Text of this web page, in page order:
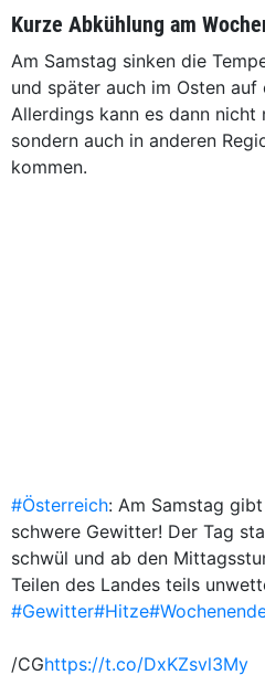
Kurze Abkühlung am
Am Samstag sinken die
und später auch im Osten auf
Allerdings kann es dann nicht
sondern auch in anderen
kommen.
#Österreich: Am Samstag
schwere Gewitter! Der Tag
schwül und ab den
Teilen des Landes teils
#Gewitter#Hitze
/CGhttps://t.co/DxKZsvl3My